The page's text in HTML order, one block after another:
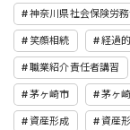
神奈川県社会保険労
笑顔相続 経過
職業紹介責任者講習
茅ヶ崎市 茅ヶ
資産形成 資産